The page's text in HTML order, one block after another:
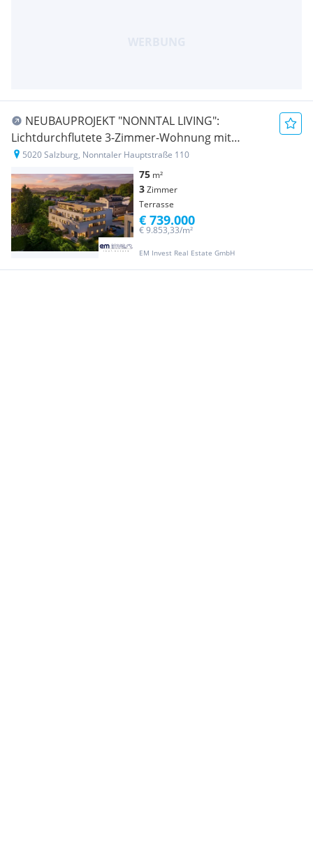
NEUBAUPROJEKT "NONNTAL LIVING":
Lichtdurchflutete 3-Zimmer-Wohnung mit
großzügiger Terrasse
5020 Salzburg, Nonntaler Hauptstraße 110
75 m²
3Zimmer
Terrasse
EM Invest Real Estate GmbH
€ 9.853,33/m²
€ 739.000